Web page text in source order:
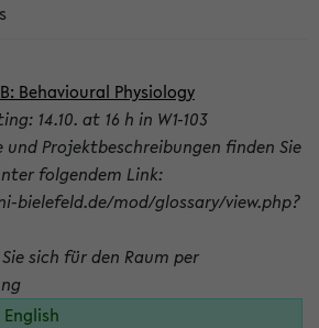
Behavioural Physiology
14.10. at 16 h in W1-103
und Projektbeschreibungen finden Sie
folgendem Link:
bielefeld.de/mod/glossary/view.php?
sich für den Raum per